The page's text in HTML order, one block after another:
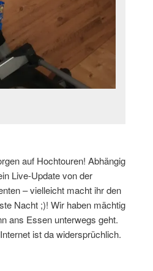
auf Hochtouren! Abhängig
Live-Update von der
– vielleicht macht ihr den
Nacht ;)! Wir haben mächtig
ans Essen unterwegs geht.
ist da widersprüchlich.